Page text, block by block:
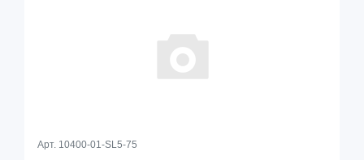
Арт. 10400-01-SL5-75